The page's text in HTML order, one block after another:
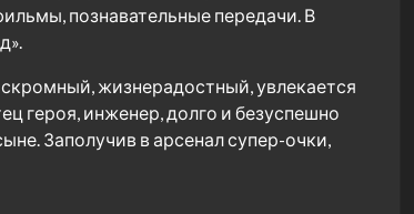
познавательные передачи. В
жизнерадостный, увлекается
героя, инженер, долго и безуспешно
Заполучив в арсенал супер-очки,